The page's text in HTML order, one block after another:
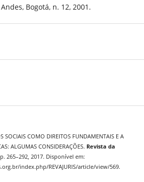
Bogotá, n. 12, 2001.
SOCIAIS COMO DIREITOS FUNDAMENTAIS E A
ALGUMAS CONSIDERAÇÕES. Revista da
265–292, 2017. Disponível em:
index.php/REVAJURIS/article/view/569.